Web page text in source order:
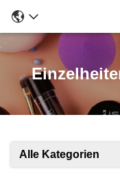
Alle Kategorien